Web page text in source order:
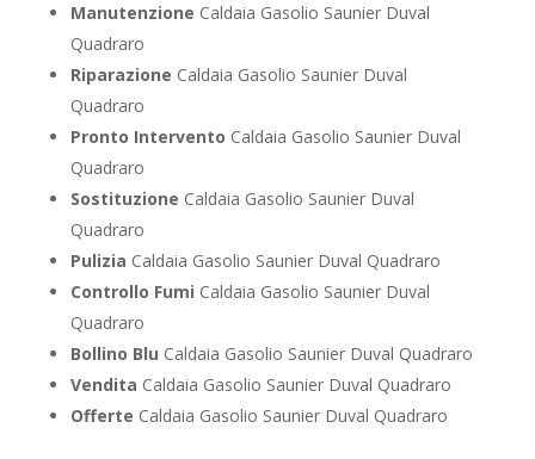
Manutenzione Caldaia Gasolio Saunier Duval
Quadraro
Riparazione Caldaia Gasolio Saunier Duval
Quadraro
Pronto Intervento Caldaia Gasolio Saunier Duval
Quadraro
Sostituzione Caldaia Gasolio Saunier Duval
Quadraro
Pulizia Caldaia Gasolio Saunier Duval Quadraro
Controllo Fumi Caldaia Gasolio Saunier Duval
Quadraro
Bollino Blu Caldaia Gasolio Saunier Duval Quadraro
Vendita Caldaia Gasolio Saunier Duval Quadraro
Offerte Caldaia Gasolio Saunier Duval Quadraro